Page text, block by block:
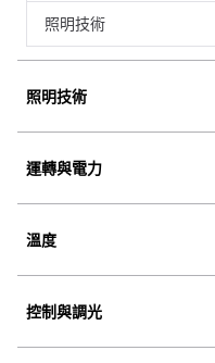
照明技術
照明技術
運轉與電力
溫度
控制與調光